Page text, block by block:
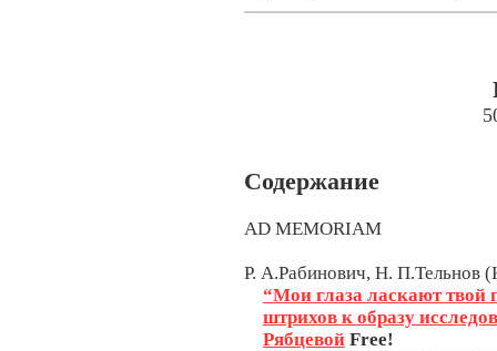
Содержание
AD MEMORIAM
Р. А.Рабинович, Н. П.Тельнов
“Мои глаза ласкают твой
штрихов к образу
Рябцевой Free!